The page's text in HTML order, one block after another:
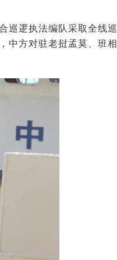
巡逻执法编队采取全线巡
中方对驻老挝孟莫、班相